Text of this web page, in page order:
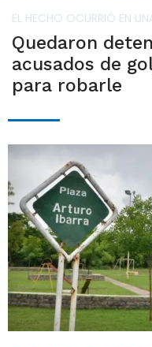
EL HECHO OCURRIÓ EN
Quedaron
acusados de
para robarle